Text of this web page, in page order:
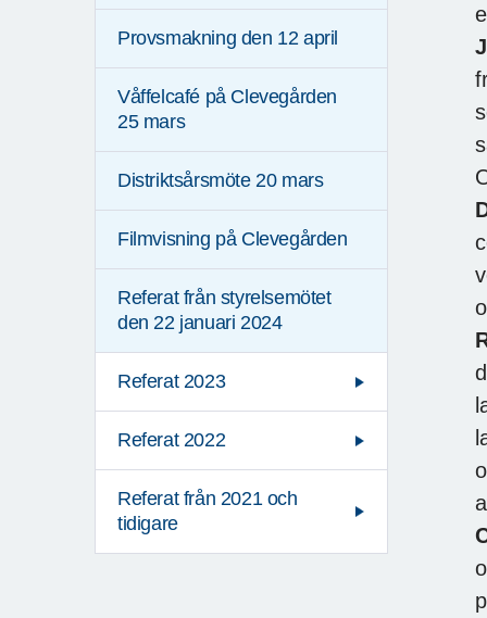
Provsmakning den 12 april
Våffelcafé på Clevegården
25 mars
Distriktsårsmöte 20 mars
Filmvisning på Clevegården
Referat från styrelsemötet
den 22 januari 2024
Referat 2023
Referat 2022
Referat från 2021 och
tidigare